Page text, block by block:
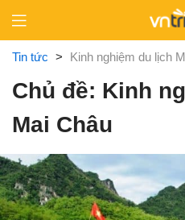
content
Tin tức > Kinh nghiệm du lịch
Chủ đề: Kinh
Mai Châu